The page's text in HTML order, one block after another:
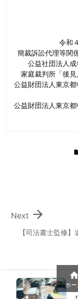
令和
簡裁訴訟代理等関
公益社団法人
家庭裁判所「後
公益財団法人東京
公益財団法人東京
【司法書士監修

Next

ホー